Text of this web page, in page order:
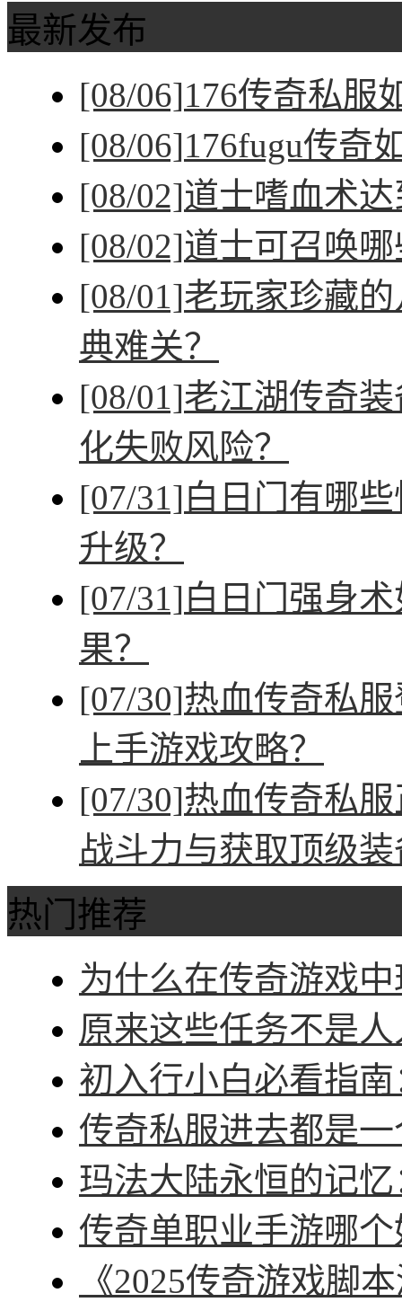
最新发布
[08/06]176传奇私服
[08/06]176fugu传奇
[08/02]道士嗜血术
[08/02]道士可召唤
[08/01]老玩家珍藏
典难关？
[08/01]老江湖传奇
化失败风险？
[07/31]白日门有哪
升级？
[07/31]白日门强身
果？
[07/30]热血传奇私
上手游戏攻略？
[07/30]热血传奇私
战斗力与获取顶级
热门推荐
为什么在传奇游戏
原来这些任务不是
初入行小白必看指
传奇私服进去都是
玛法大陆永恒的记
传奇单职业手游哪
《2025传奇游戏脚